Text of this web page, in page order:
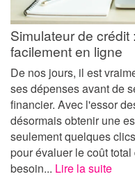
Simulateur de
facilement en ligne
De nos jours, il est
ses dépenses avant de
financier. Avec l'essor
désormais obtenir une
seulement quelques
pour évaluer le coût
besoin... Lire la suite